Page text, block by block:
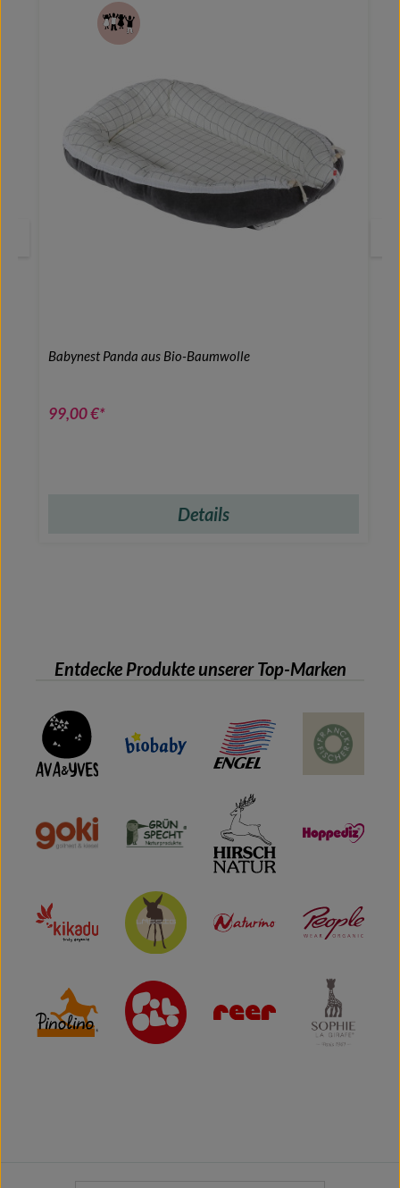
Babynest Panda aus Bio-Baumwolle
99,00 €*
Details
Entdecke Produkte unserer Top-Marken